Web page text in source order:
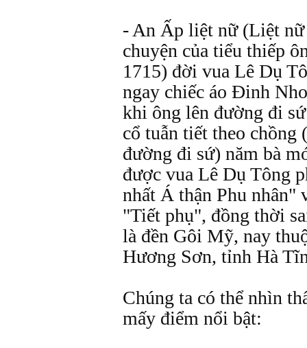
- An Ấp liệt nữ (Liệt
chuyện của tiểu thiếp
1715) đời vua Lê Dụ
ngay chiếc áo Đinh
khi ông lên đường đi
cổ tuẫn tiết theo chồng
đường đi sứ) năm bà
được vua Lê Dụ Tông
nhất Á thận Phu nhân"
"Tiết phụ", đồng thời
là đền Gôi Mỹ, nay
Hương Sơn, tỉnh Hà
Chúng ta có thể nhìn
mấy điểm nổi bật: